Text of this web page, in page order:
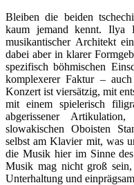
Bleiben die beiden
kaum jemand kennt. Ilya
musikantischer Architekt
dabei aber in klarer
spezifisch böhmischen
komplexerer Faktur –
Konzert ist viersätzig, mit
mit einem spielerisch
abgerissener
slowakischen Oboisten
selbst am Klavier mit, was
die Musik hier im Sinne
Musik mag nicht groß
Unterhaltung und